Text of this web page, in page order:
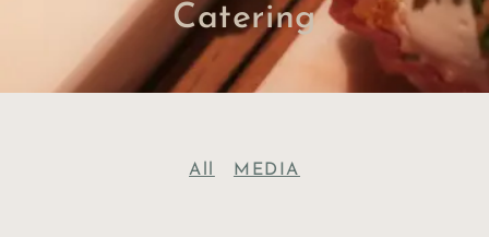
Catering
All MEDIA